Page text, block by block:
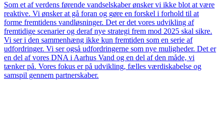
Som et af verdens førende vandselskaber ønsker vi ikke blot at være
reaktive. Vi ønsker at gå foran og gøre en forskel i forhold til at
forme fremtidens vandløsninger. Det er det vores udvikling af
fremtidige scenarier og deraf nye strategi frem mod 2025 skal sikre.
Vi ser i den sammenhæng ikke kun fremtiden som en serie af
udfordringer. Vi ser også udfordringerne som nye muligheder. Det er
en del af vores DNA i Aarhus Vand og en del af den måde, vi
tænker på. Vores fokus er på udvikling, fælles værdiskabelse og
samspil gennem partnerskaber.